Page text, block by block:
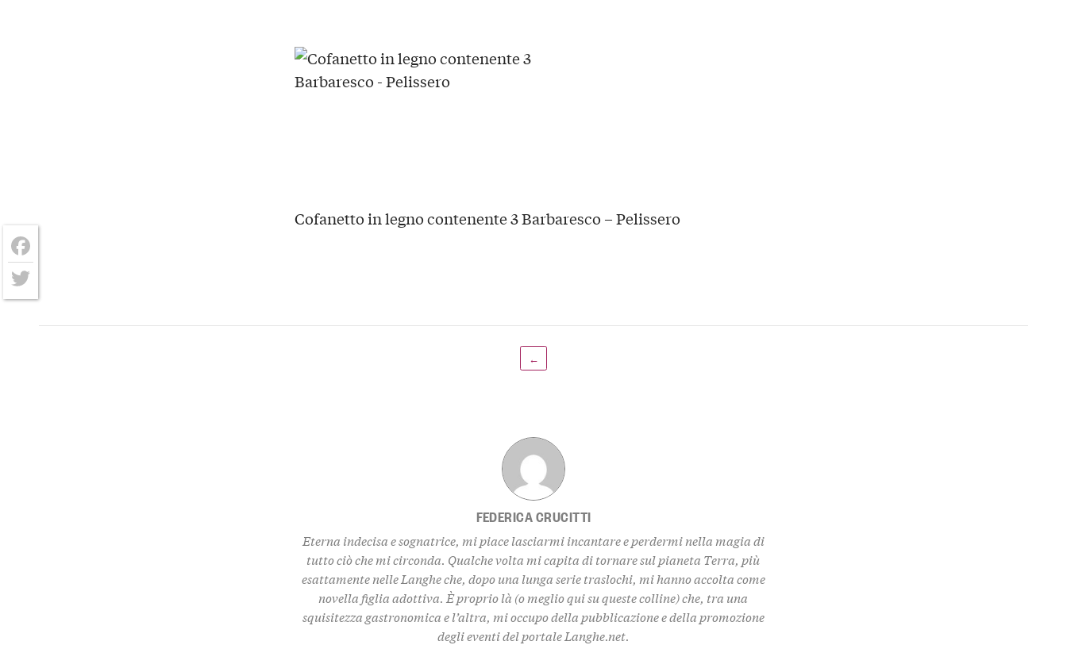
Cofanetto in legno contenente 3 Barbaresco – Pelissero
←
FEDERICA CRUCITTI
Eterna indecisa e sognatrice, mi piace lasciarmi incantare e perdermi nella magia di
tutto ciò che mi circonda. Qualche volta mi capita di tornare sul pianeta Terra, più
esattamente nelle Langhe che, dopo una lunga serie traslochi, mi hanno accolta come
novella figlia adottiva. È proprio là (o meglio qui su queste colline) che, tra una
squisitezza gastronomica e l’altra, mi occupo della pubblicazione e della promozione
degli eventi del portale Langhe.net.
Facebook
Twitter